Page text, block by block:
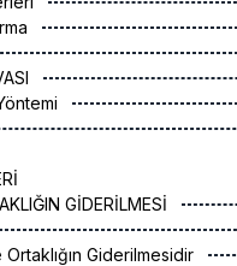
GİDERİLMESİ
Giderilmesidir